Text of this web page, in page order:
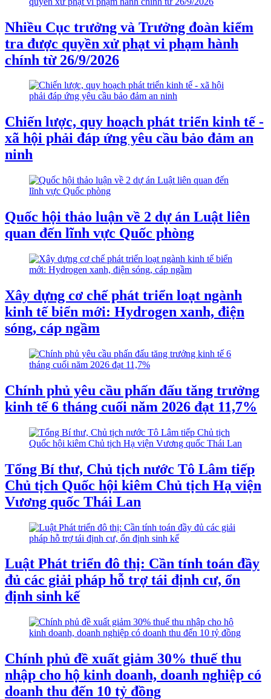
Nhiều Cục trưởng và Trưởng đoàn kiểm
tra được quyền xử phạt vi phạm hành
chính từ 26/9/2026
Chiến lược, quy hoạch phát triển kinh tế -
xã hội phải đáp ứng yêu cầu bảo đảm an
ninh
Quốc hội thảo luận về 2 dự án Luật liên
quan đến lĩnh vực Quốc phòng
Xây dựng cơ chế phát triển loạt ngành
kinh tế biển mới: Hydrogen xanh, điện
sóng, cáp ngầm
Chính phủ yêu cầu phấn đấu tăng trưởng
kinh tế 6 tháng cuối năm 2026 đạt 11,7%
Tổng Bí thư, Chủ tịch nước Tô Lâm tiếp
Chủ tịch Quốc hội kiêm Chủ tịch Hạ viện
Vương quốc Thái Lan
Luật Phát triển đô thị: Cần tính toán đầy
đủ các giải pháp hỗ trợ tái định cư, ổn
định sinh kế
Chính phủ đề xuất giảm 30% thuế thu
nhập cho hộ kinh doanh, doanh nghiệp có
doanh thu đến 10 tỷ đồng